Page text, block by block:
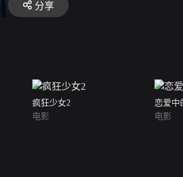
分享
疯狂少女2
电影
恋爱中
电影